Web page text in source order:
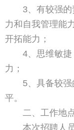
3、有较强的
力和自我管理能
开拓能力；
4、思维敏捷
力；
5、具备较强
平。
二、工作地点
本次招聘人员